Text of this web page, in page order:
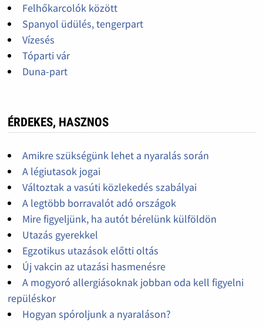
Felhőkarcolók között
Spanyol üdülés, tengerpart
Vízesés
Tóparti vár
Duna-part
ÉRDEKES, HASZNOS
Amikre szükségünk lehet a nyaralás során
A légiutasok jogai
Változtak a vasúti közlekedés szabályai
A legtöbb borravalót adó országok
Mire figyeljünk, ha autót bérelünk külföldön
Utazás gyerekkel
Egzotikus utazások előtti oltás
Új vakcin az utazási hasmenésre
A mogyoró allergiásoknak jobban oda kell figyelni
repüléskor
Hogyan spóroljunk a nyaraláson?